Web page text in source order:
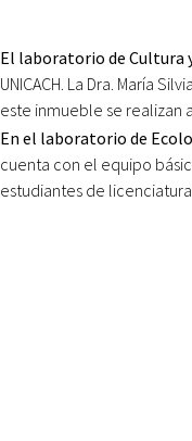
El laboratorio de Cultura
UNICACH. La Dra. María
este inmueble se realizan
En el laboratorio de
cuenta con el equipo
estudiantes de